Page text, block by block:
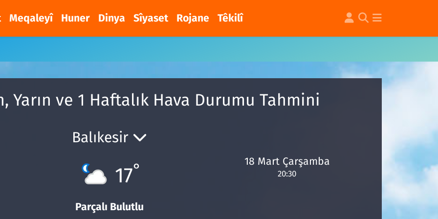
Meqaleyî Huner Dinya Sîyaset Rojane Têkilî
Yarın ve 1 Haftalık Hava Durumu Tahmini
Balıkesir
17°
Parçalı Bulutlu
18 Mart Çarşamba
20:30